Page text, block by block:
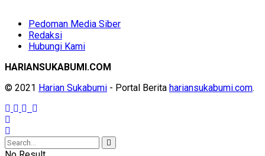
Pedoman Media Siber
Redaksi
Hubungi Kami
HARIANSUKABUMI.COM
© 2021 Harian Sukabumi - Portal Berita hariansukabumi.com.